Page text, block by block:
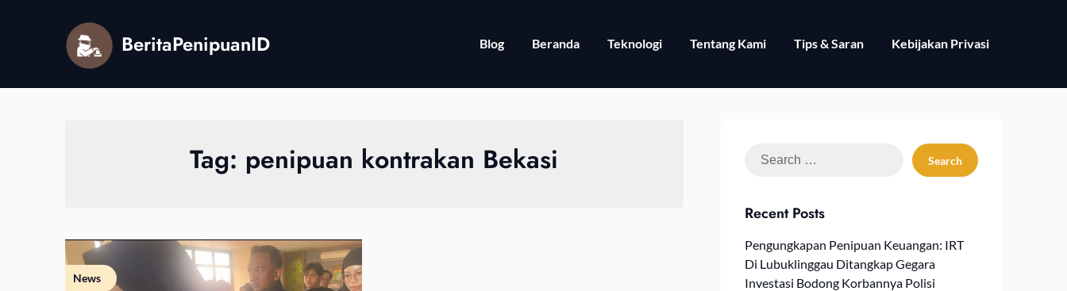
BeritaPenipuanID Blog Beranda Teknologi Tentang Kami Tips & Saran Kebijakan Privasi
Tag: penipuan kontrakan Bekasi
News
Search
Recent Posts
Pengungkapan Penipuan Keuangan: IRT
Di Lubuklinggau Ditangkap Gegara
Investasi Bodong Korbannya Polisi